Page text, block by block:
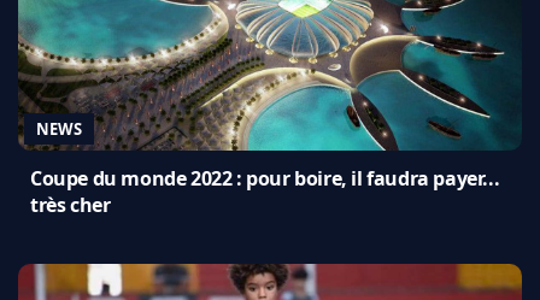
NEWS
Coupe du monde 2022 : pour boire, il faudra payer...
très cher